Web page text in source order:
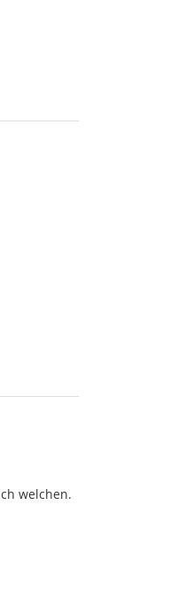
welchen.